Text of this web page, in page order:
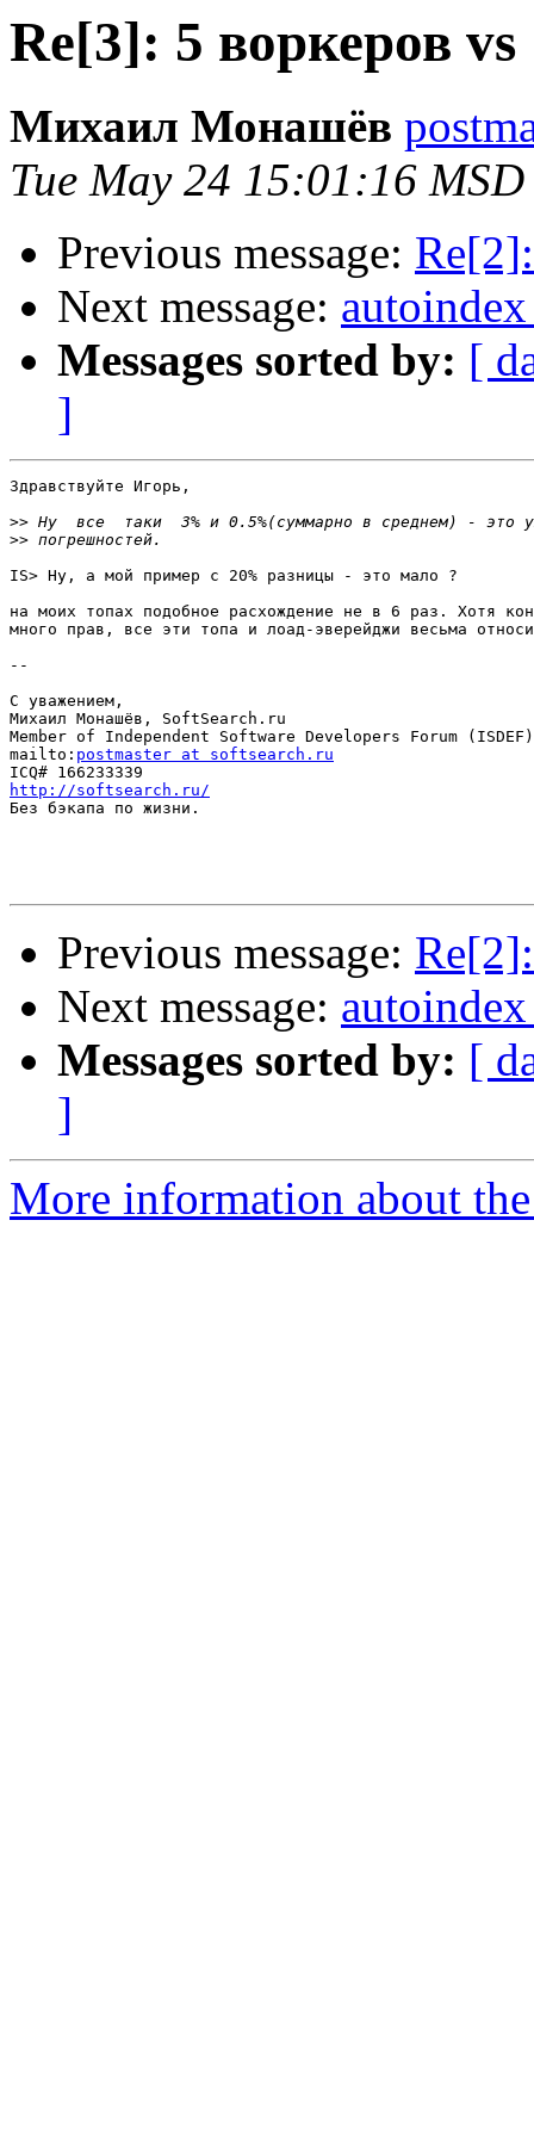
Re[3]: 5 воркеров vs
Михаил Монашёв
Tue May 24 15:01:16
Previous message:
Next message:
Messages sorted by: [
]
Здравствуйте Игорь,
>>
>>
IS> Ну, а мой пример с 20% разницы - это мало ?
на моих топах подобное расхождение не в 6 раз. Хотя
много прав, все эти топа и лоад-эверейджи весьма
--
С уважением,
Михаил Монашёв, SoftSearch.ru
Member of Independent Software Developers Forum (ISDEF)
mailto: postmaster at softsearch.ru
http://softsearch.ru/
Без бэкапа по жизни.
Previous message:
Next message:
Messages sorted by: [
]
More information about